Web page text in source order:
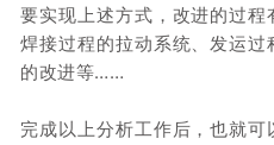
要实现上述方式，改进的过
焊接过程的拉动系统、发运
的改进等……
完成以上分析工作后，也就